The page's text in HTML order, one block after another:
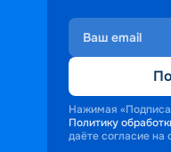
Нажимая
Политику
даёте согласие на